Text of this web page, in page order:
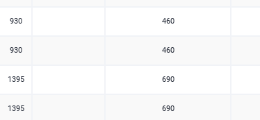
930 460
930 460
1395 690
1395 690